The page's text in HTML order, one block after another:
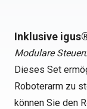
Inklusive
Modulare
Dieses Set
Roboterarm zu
können Sie den